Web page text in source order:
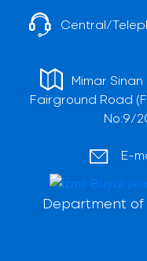
Central/
Mimar
Fairground Road
No:9/
E-
Department